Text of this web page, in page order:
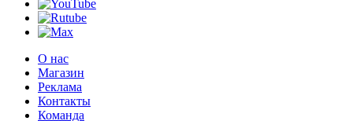
О нас
Магазин
Реклама
Контакты
Команда